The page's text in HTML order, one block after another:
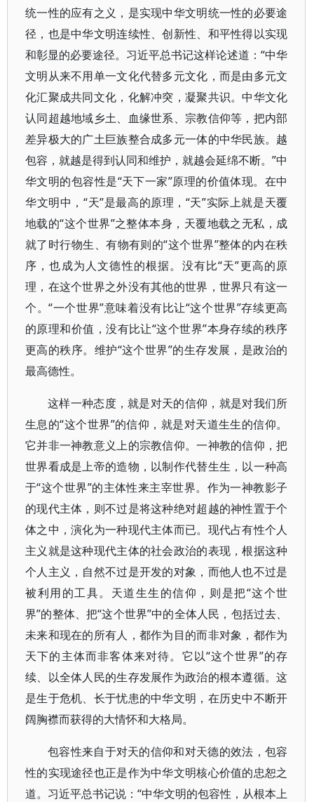
统一性的应有之义，是实现中华文明统一性的必要途
径，也是中华文明连续性、创新性、和平性得以实现
和彰显的必要途径。习近平总书记这样论述道：“中华
文明从来不用单一文化代替多元文化，而是由多元文
化汇聚成共同文化，化解冲突，凝聚共识。中华文化
认同超越地域乡土、血缘世系、宗教信仰等，把内部
差异极大的广土巨族整合成多元一体的中华民族。越
包容，就越是得到认同和维护，就越会延绵不断。”中
华文明的包容性是“天下一家”原理的价值体现。在中
华文明中，“天”是最高的原理，“天”实际上就是天覆
地载的“这个世界”之整体本身，天覆地载之无私，成
就了时行物生、有物有则的“这个世界”整体的内在秩
序，也成为人文德性的根据。没有比“天”更高的原
理，在这个世界之外没有其他的世界，世界只有这一
个。“一个世界”意味着没有比让“这个世界”存续更高
的原理和价值，没有比让“这个世界”本身存续的秩序
更高的秩序。维护“这个世界”的生存发展，是政治的
最高德性。
这样一种态度，就是对天的信仰，就是对我们所
生息的“这个世界”的信仰，就是对天道生生的信仰。
它并非一神教意义上的宗教信仰。一神教的信仰，把
世界看成是上帝的造物，以制作代替生生，以一种高
于“这个世界”的主体性来主宰世界。作为一神教影子
的现代主体，则不过是将这种绝对超越的神性置于个
体之中，演化为一种现代主体而已。现代占有性个人
主义就是这种现代主体的社会政治的表现，根据这种
个人主义，自然不过是开发的对象，而他人也不过是
被利用的工具。天道生生的信仰，则是把“这个世
界”的整体、把“这个世界”中的全体人民，包括过去、
未来和现在的所有人，都作为目的而非对象，都作为
天下的主体而非客体来对待。它以“这个世界”的存
续、以全体人民的生存发展作为政治的根本遵循。这
是生于危机、长于忧患的中华文明，在历史中不断开
阔胸襟而获得的大情怀和大格局。
包容性来自于对天的信仰和对天德的效法，包容
性的实现途径也正是作为中华文明核心价值的忠恕之
道。习近平总书记说：“中华文明的包容性，从根本上